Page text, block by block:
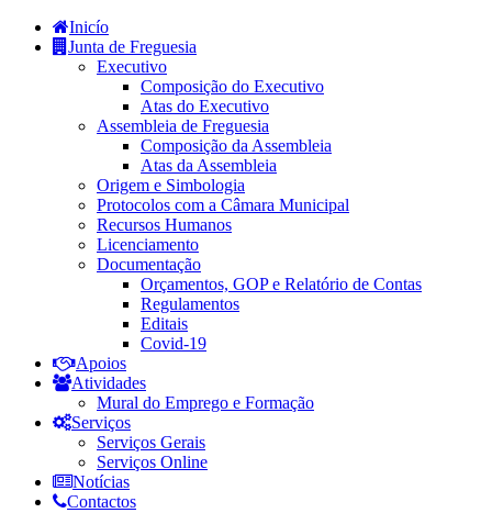
Inicío
Junta de Freguesia
Executivo
Composição do Executivo
Atas do Executivo
Assembleia de Freguesia
Composição da Assembleia
Atas da Assembleia
Origem e Simbologia
Protocolos com a Câmara Municipal
Recursos Humanos
Licenciamento
Documentação
Orçamentos, GOP e Relatório de Contas
Regulamentos
Editais
Covid-19
Apoios
Atividades
Mural do Emprego e Formação
Serviços
Serviços Gerais
Serviços Online
Notícias
Contactos